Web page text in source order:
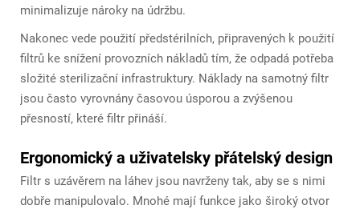
minimalizuje nároky na údržbu.
Nakonec vede použití předstérilních, připravených k použití
filtrů ke snížení provozních nákladů tím, že odpadá potřeba
složité sterilizační infrastruktury. Náklady na samotný filtr
jsou často vyrovnány časovou úsporou a zvýšenou
přesností, které filtr přináší.
Ergonomický a uživatelsky přátelský design
Filtr s uzávěrem na láhev jsou navrženy tak, aby se s nimi
dobře manipulovalo. Mnohé mají funkce jako široký otvor